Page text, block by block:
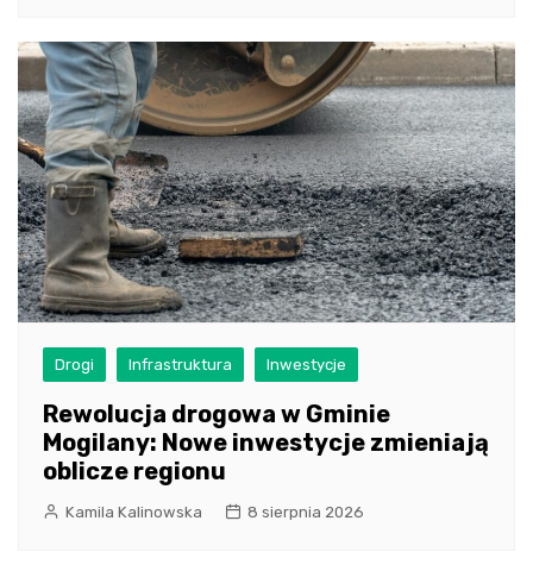
Drogi Infrastruktura Inwestycje
Rewolucja drogowa w Gminie
Mogilany: Nowe inwestycje zmieniają
oblicze regionu
Kamila Kalinowska 8 sierpnia 2026